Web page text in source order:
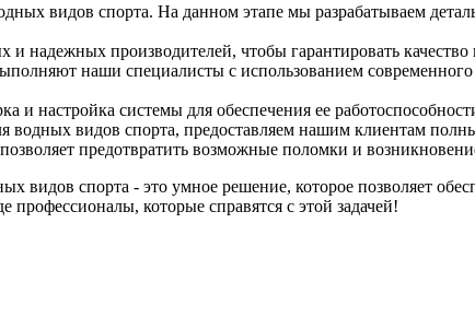
видов спорта. На данном этапе мы разрабатываем
надежных производителей, чтобы гарантировать качество
наши специалисты с использованием
и настройка системы для обеспечения ее
водных видов спорта, предоставляем нашим клиентам
предотвратить возможные поломки и
видов спорта - это умное решение, которое позволяет
профессионалы, которые справятся с этой задачей!